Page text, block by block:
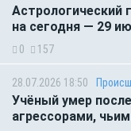
Астрологический
на сегодня — 29
0 157
28.07.2026 18:50
Учёный умер
агрессорами,